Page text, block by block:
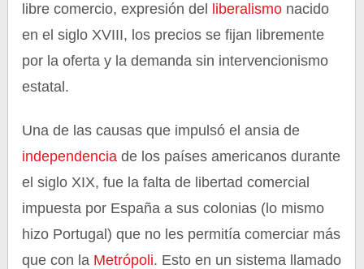
libre comercio, expresión del
liberalismo nacido
en el siglo XVIII, los precios se fijan libremente
por la oferta y la demanda sin intervencionismo
estatal.
Una de las causas que impulsó el ansia de
independencia de los países americanos durante
el siglo XIX, fue la falta de libertad comercial
impuesta por España a sus colonias (lo mismo
hizo Portugal) que no les permitía comerciar más
que con la Metrópoli. Esto en un sistema llamado